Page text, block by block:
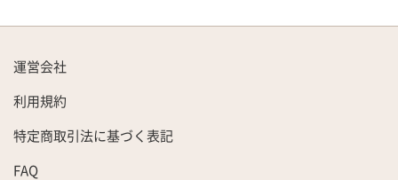
e
b
o
o
k
l
運営会社
利用規約
特定商取引法に基づく表記
FAQ